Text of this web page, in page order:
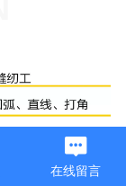
在线留言